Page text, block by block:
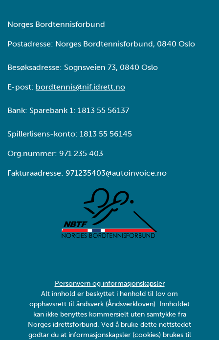
Norges Bordtennisforbund
Postadresse: Norges Bordtennisforbund, 0840 Oslo
Besøksadresse: Sognsveien 73, 0840 Oslo
E-post: bordtennis@nif.idrett.no
Bank: Sparebank 1: 1813 55 56137
Spillerlisens-konto: 1813 55 56145
Org.nummer: 971 235 403
Fakturaadresse: 971235403@autoinvoice.no
Personvern og informasjonskapsler
Alt innhold er beskyttet i henhold til lov om
opphavsrett til åndsverk (Åndsverkloven). Innholdet
kan ikke benyttes kommersielt uten samtykke fra
Norges idrettsforbund. Ved å bruke dette nettstedet
godtar du at informasjonskapsler (cookies) brukes til